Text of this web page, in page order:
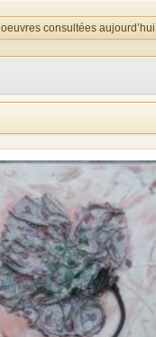
oeuvres consultées